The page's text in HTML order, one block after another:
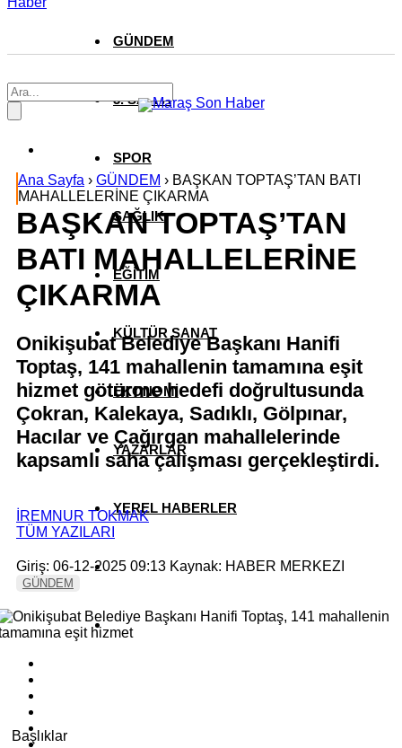
GÜNDEM
3. SAYFA
SPOR
SAĞLIK
EĞİTİM
KÜLTÜR SANAT
EKONOMİ
YAZARLAR
YEREL HABERLER
Ana Sayfa › GÜNDEM › BAŞKAN TOPTAŞ’TAN BATI
MAHALLELERİNE ÇIKARMA
BAŞKAN TOPTAŞ’TAN
BATI MAHALLELERİNE
ÇIKARMA
Onikişubat Belediye Başkanı Hanifi
Toptaş, 141 mahallenin tamamına eşit
hizmet götürme hedefi doğrultusunda
Çokran, Kalekaya, Sadıklı, Gölpınar,
Hacılar ve Çağırgan mahallelerinde
kapsamlı saha çalışması gerçekleştirdi.
İREMNUR TOKMAK
TÜM YAZILARI
Giriş: 06-12-2025 09:13 Kaynak: HABER MERKEZI
GÜNDEM
Başlıklar